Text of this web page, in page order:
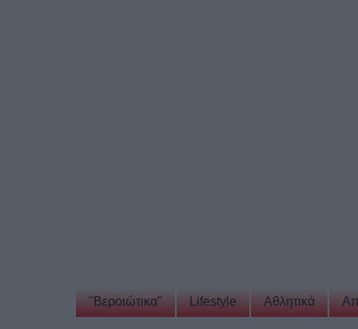
"Βεροιώτικα" Lifestyle Αθλητικά